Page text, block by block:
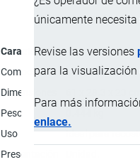
únicamente
Revise las versiones
para la visualización
Para más
enlace.
Característica
Composición
Material plástico
Dimensiones
Peso
Uso
Presentación